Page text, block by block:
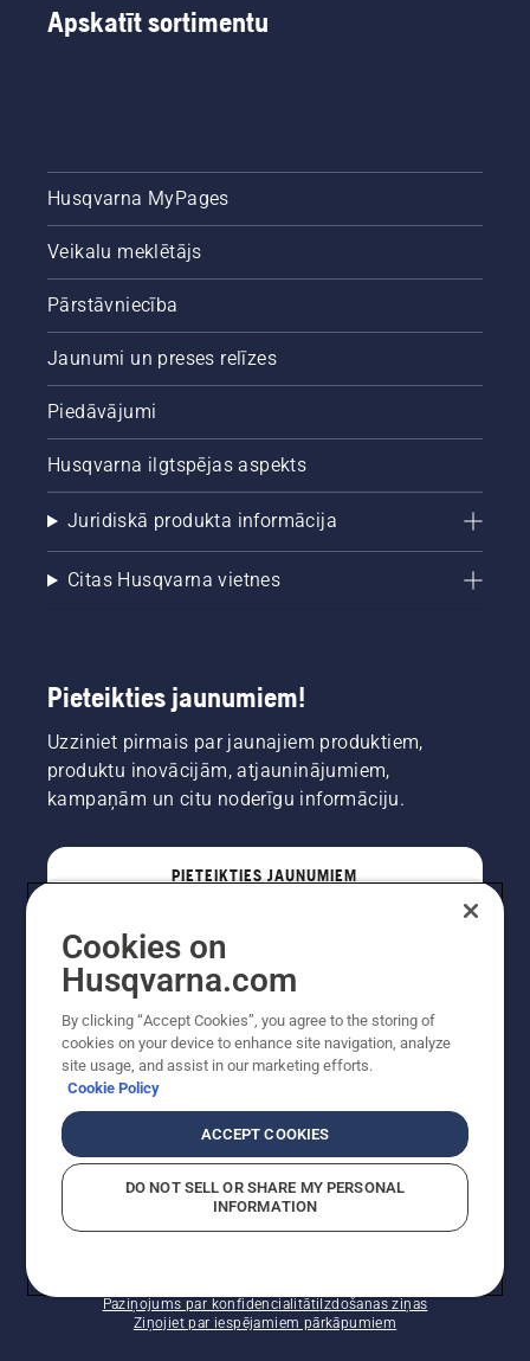
Apskatīt sortimentu
Husqvarna MyPages
Veikalu meklētājs
Pārstāvniecība
Jaunumi un preses relīzes
Piedāvājumi
Husqvarna ilgtspējas aspekts
Juridiskā produkta informācija
Citas Husqvarna vietnes
Pieteikties jaunumiem!
Uzziniet pirmais par jaunajiem produktiem,
produktu inovācijām, atjauninājumiem,
kampaņām un citu noderīgu informāciju.
PIETEIKTIES JAUNUMIEM
Autortiesības — 2022 Husqvarna AB (publ). Visas
Paziņojums par konfidencialitāti Izdošanas ziņas
Ziņojiet par iespējamiem pārkāpumiem
Cookies on
Husqvarna.com
By clicking “Accept Cookies”, you agree to the storing of
cookies on your device to enhance site navigation, analyze
site usage, and assist in our marketing efforts.
Cookie Policy
ACCEPT COOKIES
DO NOT SELL OR SHARE MY PERSONAL
INFORMATION